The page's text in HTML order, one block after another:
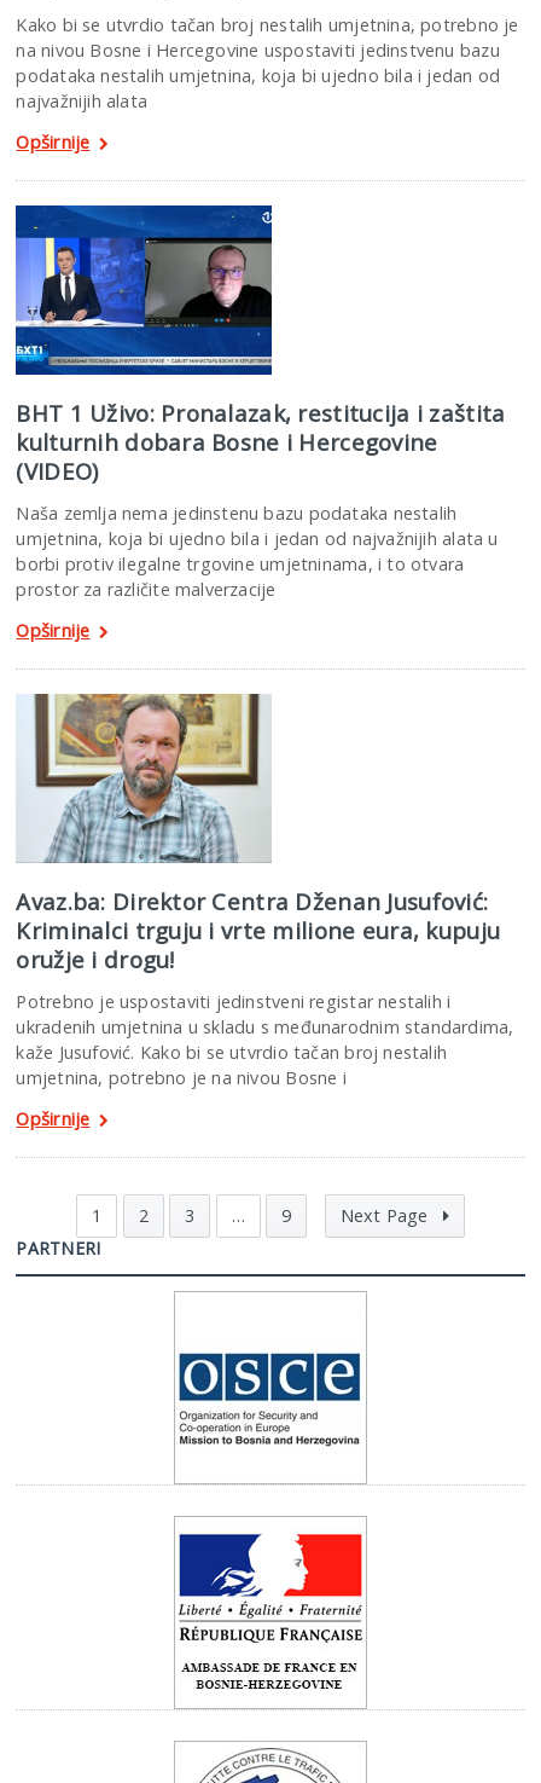
Kako bi se utvrdio tačan broj nestalih umjetnina, potrebno je
na nivou Bosne i Hercegovine uspostaviti jedinstvenu bazu
podataka nestalih umjetnina, koja bi ujedno bila i jedan od
najvažnijih alata
Opširnije
BHT 1 Uživo: Pronalazak, restitucija i zaštita
kulturnih dobara Bosne i Hercegovine
(VIDEO)
Naša zemlja nema jedinstenu bazu podataka nestalih
umjetnina, koja bi ujedno bila i jedan od najvažnijih alata u
borbi protiv ilegalne trgovine umjetninama, i to otvara
prostor za različite malverzacije
Opširnije
Avaz.ba: Direktor Centra Dženan Jusufović:
Kriminalci trguju i vrte milione eura, kupuju
oružje i drogu!
Potrebno je uspostaviti jedinstveni registar nestalih i
ukradenih umjetnina u skladu s međunarodnim standardima,
kaže Jusufović. Kako bi se utvrdio tačan broj nestalih
umjetnina, potrebno je na nivou Bosne i
Opširnije
1 2 3 … 9
Next Page
PARTNERI